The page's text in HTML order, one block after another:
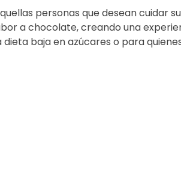
personas que desean cuidar
a chocolate, creando una
baja en azúcares o para